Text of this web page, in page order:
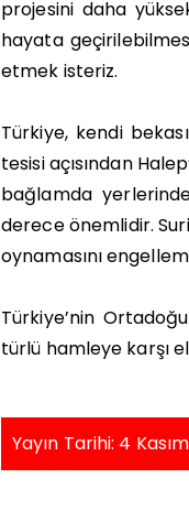
projesini daha
hayata
etmek isteriz.
Türkiye, kendi
tesisi açısından
bağlamda
derece önemlidir.
oynamasını
Türkiye’nin
türlü hamleye karşı
Yayın Tarihi: 4